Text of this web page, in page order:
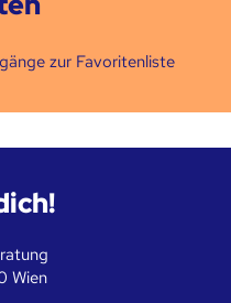
zur Favoritenliste
Wien